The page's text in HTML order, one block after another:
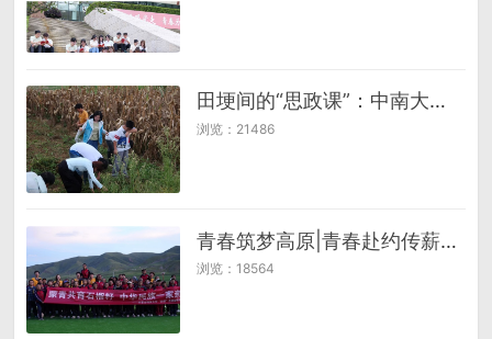
田埂间的“思政课”：中南大学商学院椒林薪火·筑梦引航团与孩童共谱“丰收曲”
浏览：21486
青春筑梦高原|青春赴约传薪火，支教深耕育新苗
浏览：18564